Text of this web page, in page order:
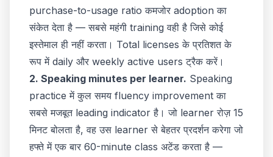
purchase-to-usage ratio कमजोर adoption का
संकेत देता है — सबसे महंगी training वही है जिसे कोई
इस्तेमाल ही नहीं करता। Total licenses के प्रतिशत के
रूप में daily और weekly active users ट्रैक करें।
2. Speaking minutes per learner. Speaking
practice में कुल समय fluency improvement का
सबसे मजबूत leading indicator है। जो learner रोज़ 15
मिनट बोलता है, वह उस learner से बेहतर प्रदर्शन करेगा जो
हफ्ते में एक बार 60-minute class अटेंड करता है —